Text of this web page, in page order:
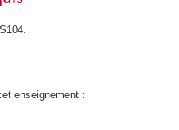
enseignement :